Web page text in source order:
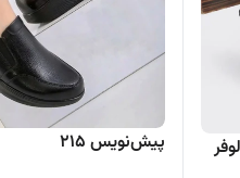
پیش‌نویس ۲۱۵